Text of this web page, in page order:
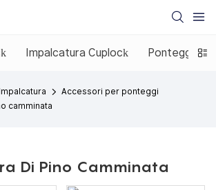
Impalcatura Cuplock Ponteggio
Impalcatura
Accessori per ponteggi
camminata
Di Pino Camminata